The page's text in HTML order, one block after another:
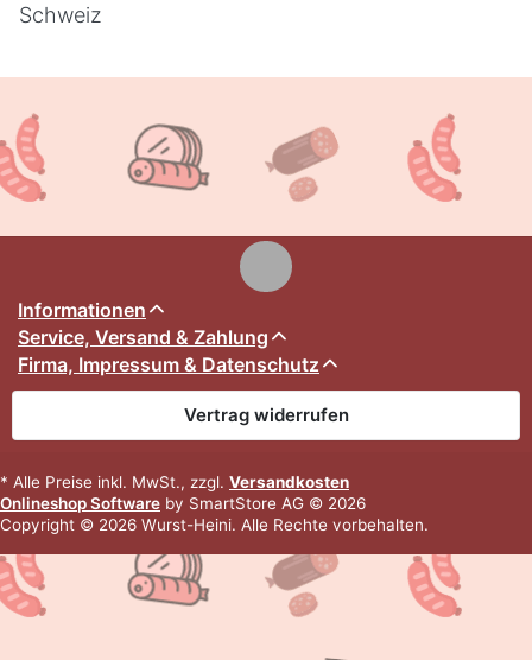
Schweiz
Informationen
Service, Versand & Zahlung
Firma, Impressum & Datenschutz
Vertrag widerrufen
* Alle Preise inkl. MwSt., zzgl. Versandkosten
Onlineshop Software by SmartStore AG © 2026
Copyright © 2026 Wurst-Heini. Alle Rechte vorbehalten.